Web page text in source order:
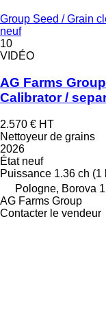
Group Seed / Grain
neuf
10
VIDÉO
AG Farms
Calibrator /
2.570 € HT
Nettoyeur de grains
2026
Étatneuf
Puissance 1.36 ch (1
Pologne, Borova
AG Farms Group
Contacter le vendeur